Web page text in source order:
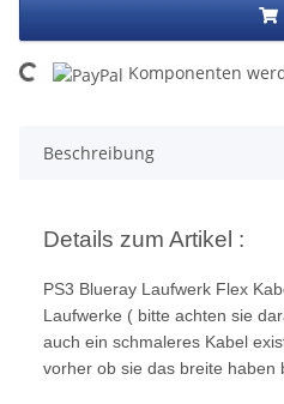
Komponenten
Beschreibung
Details zum Artikel :
PS3 Blueray Laufwerk Flex
Laufwerke ( bitte achten sie
auch ein schmaleres Kabel
vorher ob sie das breite haben